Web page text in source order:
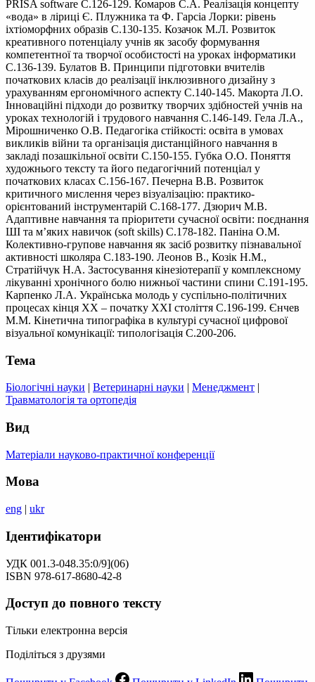
PRISA software С.126-129. Комаров С.А. Реалізація концепту
«вода» в ліриці Є. Плужника та Ф. Гарсіа Лорки: рівень
іхтіоморфних образів С.130-135. Козачок М.Л. Розвиток
креативного потенціалу учнів як засобу формування
компетентної та творчої особистості на уроках інформатики
С.136-139. Булатов В. Принципи підготовки вчителів
початкових класів до реалізації інклюзивного дизайну з
урахуванням ергономічного аспекту С.140-145. Макорта Л.О.
Інноваційні підходи до розвитку творчих здібностей учнів на
уроках технологій і трудового навчання С.146-149. Гела Л.А.,
Мірошниченко О.В. Педагогіка стійкості: освіта в умовах
викликів війни та організація дистанційного навчання в
закладі позашкільної освіти С.150-155. Губка О.О. Поняття
художнього тексту та його педагогічний потенціал у
початкових класах С.156-167. Печерна В.В. Розвиток
критичного мислення через візуалізацію: практико-
орієнтований інструментарій С.168-177. Дзюрич М.В.
Адаптивне навчання та пріоритети сучасної освіти: поєднання
ШІ та м’яких навичок (soft skills) С.178-182. Паніна О.М.
Колективно-групове навчання як засіб розвитку пізнавальної
активності школяра С.183-190. Леонов В., Козік Н.М.,
Стратійчук Н.А. Застосування кінезіотерапії у комплексному
лікуванні хронічного болю нижньої частини спини С.191-195.
Карпенко Л.А. Українська молодь у суспільно-політичних
процесах кінця XX – початку XXI століття С.196-199. Єнчев
М.М. Кінетична типографіка в культурі сучасної цифрової
візуальної комунікації: типологізація С.200-206.
Тема
Біологічні науки | Ветеринарні науки | Менеджмент |
Травматологія та ортопедія
Вид
Матеріали науково-практичної конференції
Мова
eng | ukr
Ідентифікатори
УДК 001.3-048.35:0/9](06)
ISBN 978-617-8680-42-8
Доступ до повного тексту
Тільки електронна версія
Поділіться з друзями